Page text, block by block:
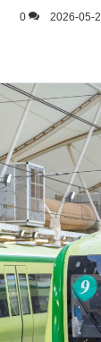
2026-05-
0